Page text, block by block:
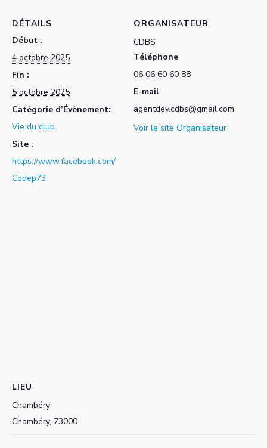
DÉTAILS
Début :
4 octobre 2025
Fin :
5 octobre 2025
Catégorie d’Évènement:
Vie du club
Site :
https://www.facebook.com/
Codep73
ORGANISATEUR
CDBS
Téléphone
06 06 60 60 88
E-mail
agentdev.cdbs@gmail.com
Voir le site Organisateur
LIEU
Chambéry
Chambéry, 73000